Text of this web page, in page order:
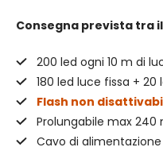
Consegna prevista tra il
200 led ogni 10 m di
180 led luce fissa + 20
Flash non
Prolungabile max 240
Cavo di alimentazione